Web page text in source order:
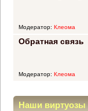
Модератор: Клеома
Обратная связь
Модератор: Клеома
Наши